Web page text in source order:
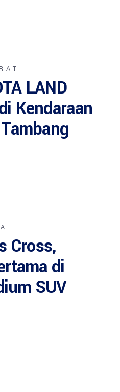
LAND
Kendaraan
Cross,
di
SUV